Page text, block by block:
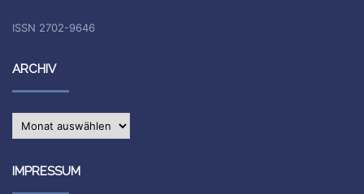
ISSN 2702-9646
ARCHIV
Archiv
IMPRESSUM